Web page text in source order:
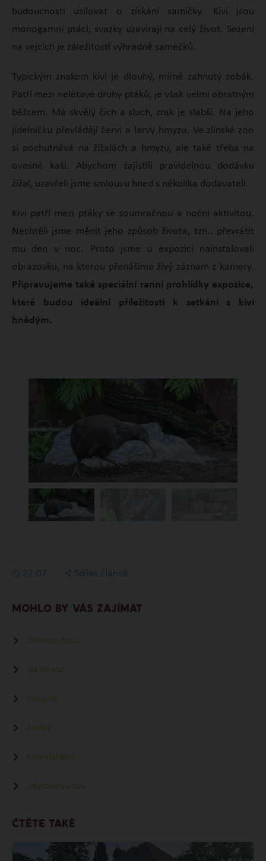
budoucnosti usilovat o získání samičky. Kivi jsou
monogamní ptáci, svazky uzavírají na celý život. Sezení
na vejcích je záležitostí výhradně samečků.
Typickým znakem kivi je dlouhý, mírně zahnutý zobák.
Patří mezi nelétavé druhy ptáků, je však velmi obratným
běžcem. Má skvělý čich a sluch, zrak je slabší. Na jeho
jídelníčku převládájí červi a larvy hmyzu. Ve zlínské zoo
si pochutnává na žížalách a hmyzu, ale také třeba na
ovesné kaši. Abychom zajistili pravidelnou dodávku
žížal, uzavřeli jsme smlouvu hned s několika dodavateli.
Kivi patří mezi ptáky se soumračnou a noční aktivitou.
Nechtěli jsme měnit jeho způsob života, tzn.. převrátit
mu den v noc. Proto jsme u expozici nainstalovali
obrazovku, na kterou přenášíme živý záznam z kamery.
Připravujeme také speciální ranní prohlídky expozice,
které budou ideální příležitostí k setkání s kivi
hnědým.
MOHLO BY VÁS ZAJÍMAT
Otevírací doba
Jak do zoo
Vstupné
Zážitky
Kalendář akcí
Ubytování u zoo
ČTĚTE TAKÉ